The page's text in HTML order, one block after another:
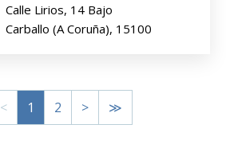
Calle Lirios, 14 Bajo
Carballo (A Coruña), 15100
< 1 2 > ≫